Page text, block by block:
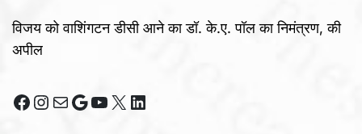
विजय को वाशिंगटन डीसी आने का डॉ. के.ए. पॉल का निमंत्रण, की
अपील
Facebook
Instagram
MailGoogle
YouTube
X LinkedIn